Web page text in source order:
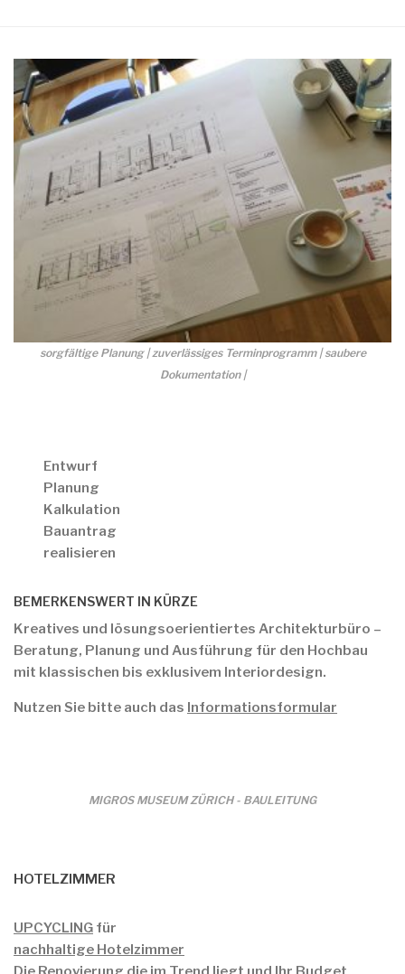
sorgfältige Planung | zuverlässiges Terminprogramm | saubere
Dokumentation |
Entwurf
Planung
Kalkulation
Bauantrag
realisieren
BEMERKENSWERT IN KÜRZE
Kreatives und lösungsoerientiertes Architekturbüro –
Beratung, Planung und Ausführung für den Hochbau
mit klassischen bis exklusivem Interiordesign.
Nutzen Sie bitte auch das Informationsformular
MIGROS MUSEUM ZÜRICH - BAULEITUNG
HOTELZIMMER
UPCYCLING für
nachhaltige Hotelzimmer